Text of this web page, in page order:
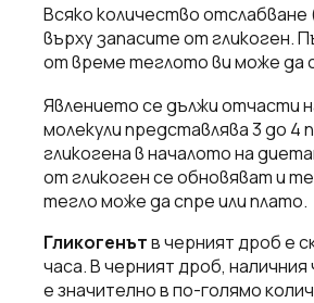
Всяко количество
върху запасите от гликоген.
от време теглото ви може да
Явлението се дължи отчасти
молекули представлява 3 до
гликогена в началото на
от гликоген се обновяват и
тегло може да спре или плато.
Гликогенътв черният дроб е
часа. В черният дроб,
е значително в по-голямо